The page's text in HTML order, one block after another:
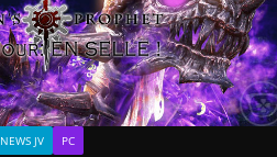
NEWS JV PC